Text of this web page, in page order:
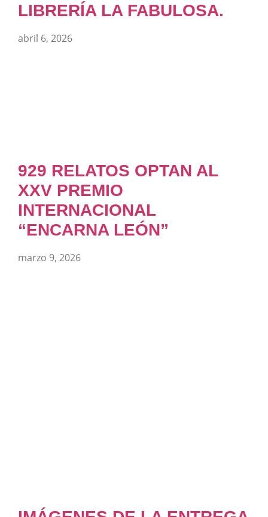
LIBRERÍA LA FABULOSA.
abril 6, 2026
929 RELATOS OPTAN AL
XXV PREMIO
INTERNACIONAL
“ENCARNA LEÓN”
marzo 9, 2026